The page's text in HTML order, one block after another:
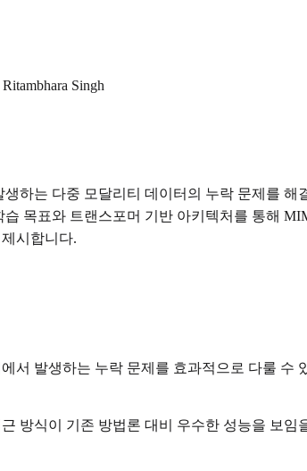
Singh
하는 다중 모달리티 데이터의 누락 문제를
목표와 트랜스포머 기반 아키텍처를 통해
시합니다.
서 발생하는 누락 문제를 효과적으로 다룰 수
방식이 기존 방법론 대비 우수한 성능을 보임